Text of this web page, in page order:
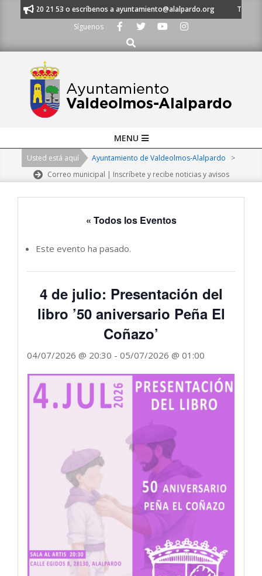
al 91 620 21 53 o escríbenos a ayuntamiento@alalpardo.org
TE
Síguenos
Buscar
Navigation
MENU
Usted está aquí Ayuntamiento de Valdeolmos-Alalpardo
>
Correo municipal | Inscríbete y recibe noticias y avisos
« Todos los Eventos
Este evento ha pasado.
4 de julio: Presentación del
libro ’50 aniversario Peña El
Coñazo’
04/07/2026 @ 20:30 - 05/07/2026 @ 01:00